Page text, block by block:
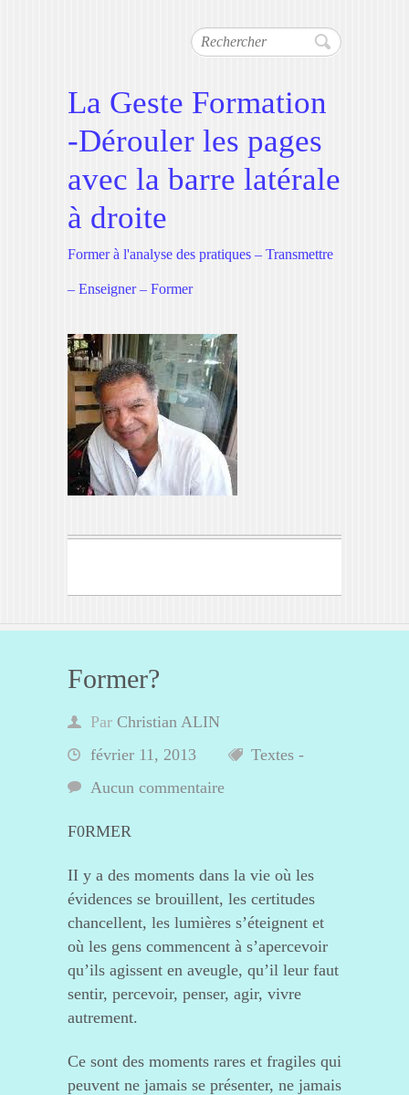
Rechercher
La Geste Formation
-Dérouler les pages
avec la barre latérale
à droite
Former à l'analyse des pratiques – Transmettre
– Enseigner – Former
Former?
Par Christian ALIN
février 11, 2013
Textes -
Aucun commentaire
F0RMER
II y a des moments dans la vie où les
évidences se brouillent, les certitudes
chancellent, les lumières s’éteignent et
où les gens commencent à s’apercevoir
qu’ils agissent en aveugle, qu’il leur faut
sentir, percevoir, penser, agir, vivre
autrement.
Ce sont des moments rares et fragiles qui
peuvent ne jamais se présenter, ne jamais